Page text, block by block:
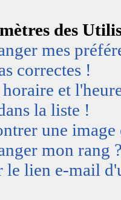
des
mes
correctes !
et
la liste !
une
mon rang
lien e-mail